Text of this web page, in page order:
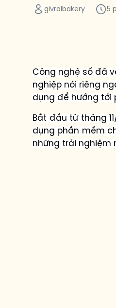
givralbakery 5
Công nghệ số đã
nghiệp nói riêng
dụng để hướng tới
Bắt đầu từ tháng
dụng phần mềm
những trải nghiệm